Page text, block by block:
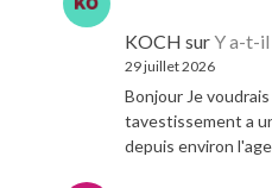
KOCH surY a-t-il
29 juillet 2026
Bonjour Je
tavestissement a
depuis environ